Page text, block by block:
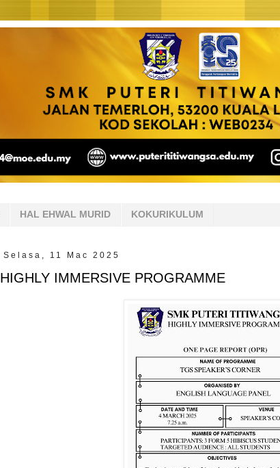
HAL EHWAL MURID KOKURIKULUM
Selasa, 11 Mac 2025
HIGHLY IMMERSIVE PROGRAMME